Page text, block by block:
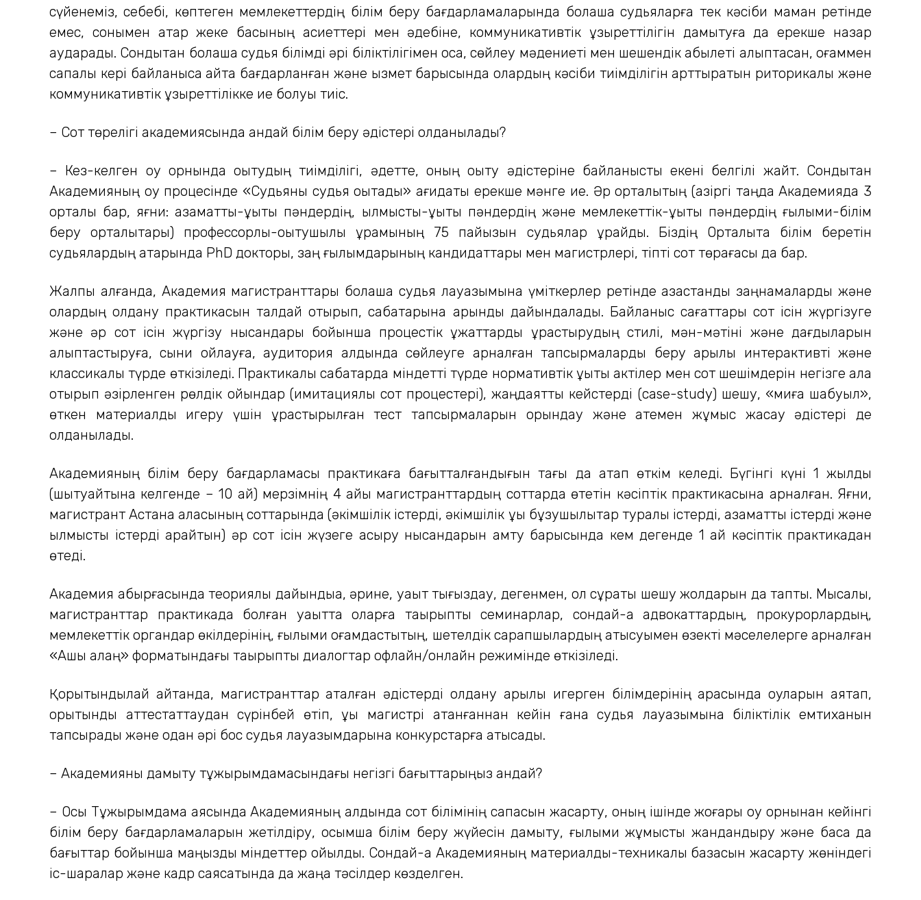
сүйенеміз, себебі, көптеген мемлекеттердің білім беру бағдарламаларында болашақ судьяларға тек кәсіби маман ретінде
емес, сонымен қатар жеке басының қасиеттері мен әдебіне, коммуникативтік құзыреттілігін дамытуға да ерекше назар
аударады. Сондықтан болашақ судья білімді әрі біліктілігімен қоса, сөйлеу мәдениеті мен шешендік қабылеті қалыптасқан, қоғаммен
сапалы кері байланысқа қайта бағдарланған және қызмет барысында олардың кәсіби тиімділігін арттыратын риторикалық және
коммуникативтік құзыреттілікке ие болуы тиіс.
– Сот төрелігі академиясында қандай білім беру әдістері қолданылады?
– Кез-келген оқу орнында оқытудың тиімділігі, әдетте, оның оқыту әдістеріне байланысты екені белгілі жайт. Сондықтан
Академияның оқу процесінде «Судьяны судья оқытады» қағидаты ерекше мәнге ие. Әр орталықтың (қазіргі таңда Академияда 3
орталық бар, яғни: азаматтық-құқықтық пәндердің, қылмыстық-құқықтық пәндердің және мемлекеттік-құқықтық пәндердің ғылыми-білім
беру орталықтары) профессорлық-оқытушылық құрамының 75 пайызын судьялар құрайды. Біздің Орталықта білім беретін
судьялардың қатарында PhD докторы, заң ғылымдарының кандидаттары мен магистрлері, тіпті сот төрағасы да бар.
Жалпы алғанда, Академия магистранттары болашақ судья лауазымына үміткерлер ретінде қазақстандық заңнамаларды және
олардың қолдану практикасын талдай отырып, сабақтарына қарқынды дайындалады. Байланыс сағаттары сот ісін жүргізуге
және әр сот ісін жүргізу нысандары бойынша процестік құжаттарды құрастырудың стилі, мән-мәтіні және дағдыларын
қалыптастыруға, сыни ойлауға, аудитория алдында сөйлеуге арналған тапсырмаларды беру арқылы интерактивті және
классикалық түрде өткізіледі. Практикалық сабақтарда міндетті түрде нормативтік құқықтық актілер мен сот шешімдерін негізге ала
отырып әзірленген рөлдік ойындар (имитациялық сот процестері), жаңдаяттық кейстерді (case-study) шешу, «миға шабуыл»,
өткен материалды игеру үшін құрастырылған тест тапсырмаларын орындау және қатемен жұмыс жасау әдістері де
қолданылады.
Академияның білім беру бағдарламасы практикаға бағытталғандығын тағы да атап өткім келеді. Бүгінгі күні 1 жылдық
(шытуайтына келгенде – 10 ай) мерзімнің 4 айы магистранттардың соттарда өтетін кәсіптік практикасына арналған. Яғни,
магистрант Астана қаласының соттарында (әкімшілік істерді, әкімшілік құқық бұзушылықтар туралы істерді, азаматтық істерді және
қылмыстық істерді қарайтын) әр сот ісін жүзеге асыру нысандарын қамту барысында кем дегенде 1 ай кәсіптік практикадан
өтеді.
Академия қабырғасында теориялық дайындыққа, әрине, уақыт тығыздау, дегенмен, ол сұрақты шешу жолдарын да таптық. Мысалы,
магистранттар практикада болған уақытта оларға тақырыптық семинарлар, сондай-ақ адвокаттардың, прокурорлардың,
мемлекеттік органдар өкілдерінің, ғылыми қоғамдастықтың, шетелдік сарапшылардың қатысуымен өзекті мәселелерге арналған
«Ашық алаң» форматындағы тақырыптық диалогтар офлайн/онлайн режимінде өткізіледі.
Қорытындылай айтқанда, магистранттар аталған әдістерді қолдану арқылы игерген білімдерінің арқасында оқуларын аяқтап,
қорытынды аттестаттаудан сүрінбей өтіп, құқық магистрі атанғаннан кейін ғана судья лауазымына біліктілік емтиханын
тапсырады және одан әрі бос судья лауазымдарына конкурстарға қатысады.
– Академияны дамыту тұжырымдамасындағы негізгі бағыттарыңыз қандай?
– Осы Тұжырымдама аясында Академияның алдында сот білімінің сапасын жақсарту, оның ішінде жоғары оқу орнынан кейінгі
білім беру бағдарламаларын жетілдіру, қосымша білім беру жүйесін дамыту, ғылыми жұмысты жандандыру және басқа да
бағыттар бойынша маңызды міндеттер қойылды. Сондай-ақ Академияның материалдық-техникалық базасын жақсарту жөніндегі
іс-шаралар және кадр саясатында да жаңа тәсілдер көзделген.